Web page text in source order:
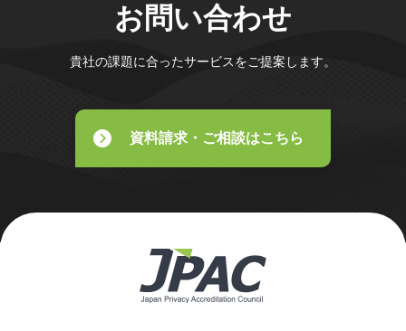
お問い合わせ
貴社の課題に合ったサービスをご提案します。
資料請求・ご相談はこちら